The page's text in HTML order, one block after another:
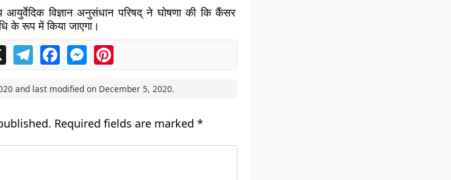
विज्ञान अनुसंधान परिषद् ने घोषणा की कि कैंसर
के रूप में किया जाएगा।
X TelegramFacebookMessengerPinterest
and last modified on December 5, 2020.
Required fields are marked *